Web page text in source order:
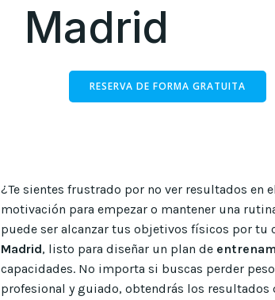
Madrid
RESERVA DE FORMA GRATUITA
¿Te sientes frustrado por no ver resultados en
motivación para empezar o mantener una
puede ser alcanzar tus objetivos físicos por tu
Madrid, listo para diseñar un plan de
capacidades. No importa si buscas perder
profesional y guiado, obtendrás los resultados